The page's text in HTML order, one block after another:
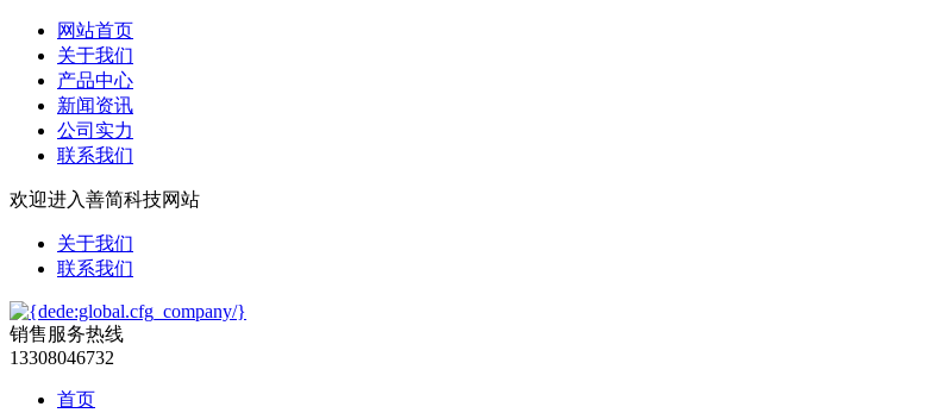
网站首页
关于我们
产品中心
新闻资讯
公司实力
联系我们
欢迎进入善简科技网站
关于我们
联系我们
销售服务热线
13308046732
首页